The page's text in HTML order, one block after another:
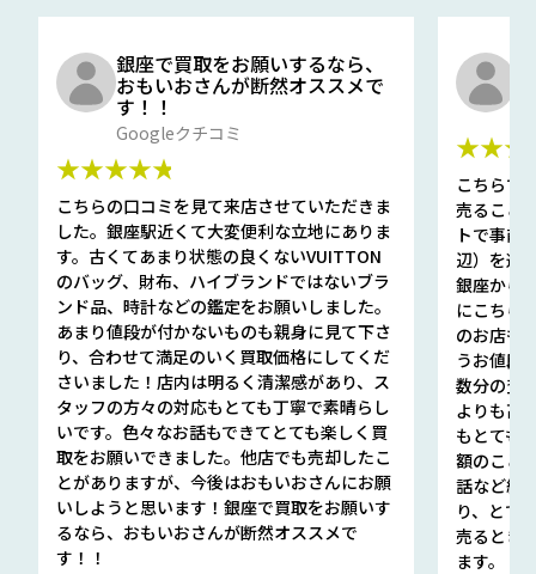
銀座で買取をお願いするなら、
おもいおさんが断然オススメで
す！！
Googleクチコミ
★★★★★
こちらの口コミを見て来店させていただきま
した。銀座駅近くて大変便利な立地にありま
す。古くてあまり状態の良くないVUITTON
のバッグ、財布、ハイブランドではないブラ
ンド品、時計などの鑑定をお願いしました。
あまり値段が付かないものも親身に見て下さ
り、合わせて満足のいく買取価格にしてくだ
さいました！店内は明るく清潔感があり、ス
タッフの方々の対応もとても丁寧で素晴らし
いです。色々なお話もできてとても楽しく買
取をお願いできました。他店でも売却したこ
とがありますが、今後はおもいおさんにお願
いしようと思います！銀座で買取をお願いす
るなら、おもいおさんが断然オススメで
す！！
こちらで
売ること
トで事前
辺）を選
銀座から
にこちら
のお店も
うお値段
数分の査
よりも高
もとても
額のこと
話など細
り、とて
売るとき
ます。